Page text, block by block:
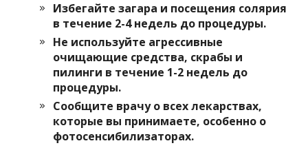
Избегайте загара и посещения солярия
в течение 2-4 недель до процедуры.
Не используйте агрессивные
очищающие средства, скрабы и
пилинги в течение 1-2 недель до
процедуры.
Сообщите врачу о всех лекарствах,
которые вы принимаете, особенно о
фотосенсибилизаторах.